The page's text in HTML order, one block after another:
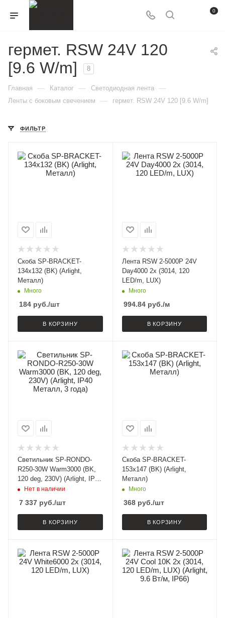
0
гермет. RSW 24V 120
[9.6 W/m]
8
Главная — Каталог — Светодиодная лента —
Ленты с боковым свечением — гермет. RSW 24V 120 [9.6 W/m]
ФИЛЬТР
Скоба SP-BRACKET-
134x132 (BK) (Arlight,
Металл)
Много
184 руб./шт
В КОРЗИНУ
Лента RSW 2-5000P 24V
Day4000 2x (3014, 120
LED/m, LUX)
Много
994.84руб./м
В КОРЗИНУ
Светильник SP-RONDO-
R250-30W Warm3000 (BK,
120 deg, 230V) (Arlight, IP40
Металл, 3 года)
Нет в наличии
7 337 руб./шт
В КОРЗИНУ
Скоба SP-BRACKET-
153x147 (BK) (Arlight,
Металл)
Много
368руб./шт
В КОРЗИНУ